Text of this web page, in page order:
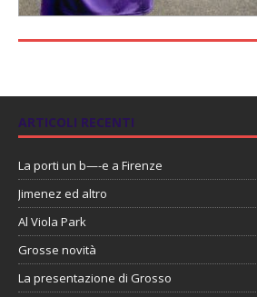
ARTICOLI RECENTI
La porti un b—-e a Firenze
Jimenez ed altro
Al Viola Park
Grosse novità
La presentazione di Grosso